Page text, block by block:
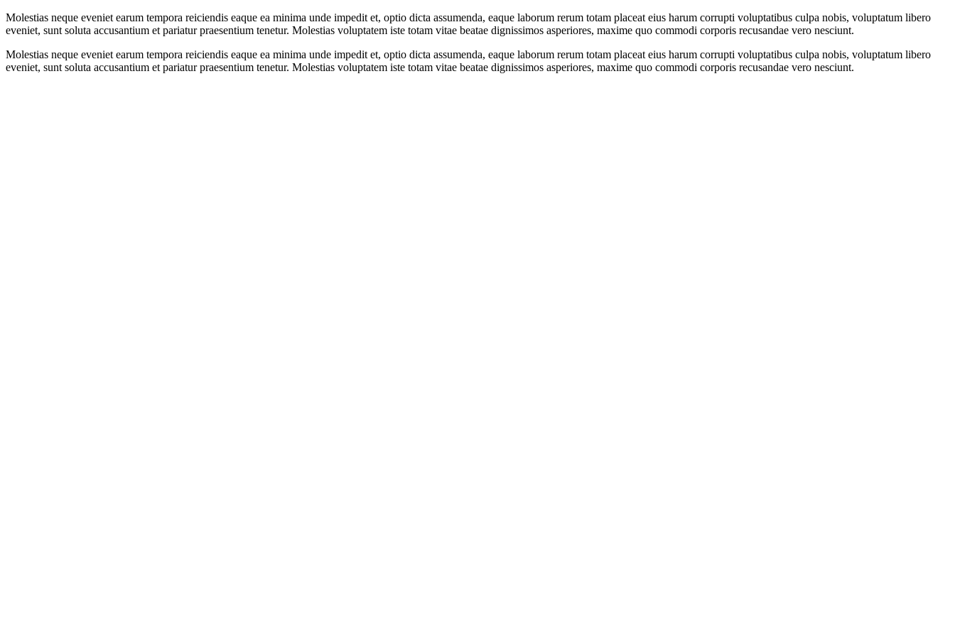
Molestias neque eveniet earum tempora reiciendis eaque ea minima unde impedit et, optio dicta assumenda, eaque laborum rerum totam placeat eius harum corrupti voluptatibus culpa nobis, voluptatum libero
eveniet, sunt soluta accusantium et pariatur praesentium tenetur. Molestias voluptatem iste totam vitae beatae dignissimos asperiores, maxime quo commodi corporis recusandae vero nesciunt.
Molestias neque eveniet earum tempora reiciendis eaque ea minima unde impedit et, optio dicta assumenda, eaque laborum rerum totam placeat eius harum corrupti voluptatibus culpa nobis, voluptatum libero
eveniet, sunt soluta accusantium et pariatur praesentium tenetur. Molestias voluptatem iste totam vitae beatae dignissimos asperiores, maxime quo commodi corporis recusandae vero nesciunt.